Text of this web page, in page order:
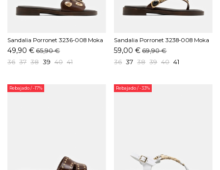
Sandalia Porronet 3236-008 Moka
49,90 €65,90 €
36 37 38 39 40 41
Sandalia Porronet 3238-008 Moka
59,00 € 69,90 €
36 37 38 39 40 41
Rebajado/ -17% Rebajado/ -33%